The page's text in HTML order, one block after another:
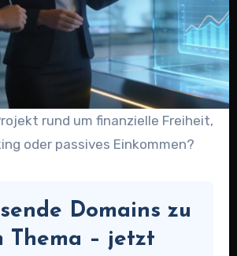
rund um finanzielle Freiheit,
oder passives Einkommen?
Domains zu
Thema – jetzt